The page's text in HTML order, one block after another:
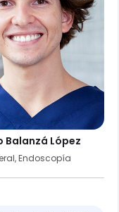
Balanzá López
Endoscopía